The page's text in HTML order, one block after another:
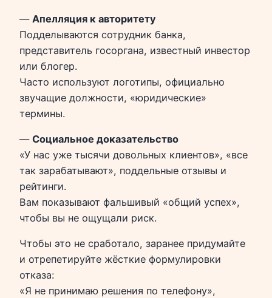
— Апелляция к авторитету
Подделываются сотрудник банка,
представитель госоргана, известный инвестор
или блогер.
Часто используют логотипы, официально
звучащие должности, «юридические»
термины.
— Социальное доказательство
«У нас уже тысячи довольных клиентов», «все
так зарабатывают», поддельные отзывы и
рейтинги.
Вам показывают фальшивый «общий успех»,
чтобы вы не ощущали риск.
Чтобы это не сработало, заранее придумайте
и отрепетируйте жёсткие формулировки
отказа:
«Я не принимаю решения по телефону»,